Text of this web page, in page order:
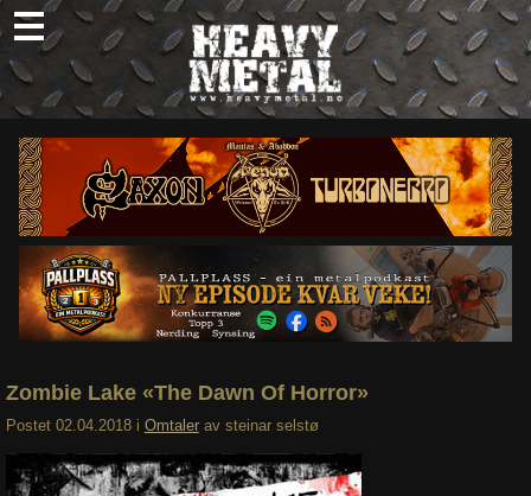
Skip
to
content
Nyheter
Omtaler
Intervjuer
Om oss
Abonner
Søk
Zombie Lake «The Dawn Of Horror»
Postet 02.04.2018 i Omtaler av steinar selstø